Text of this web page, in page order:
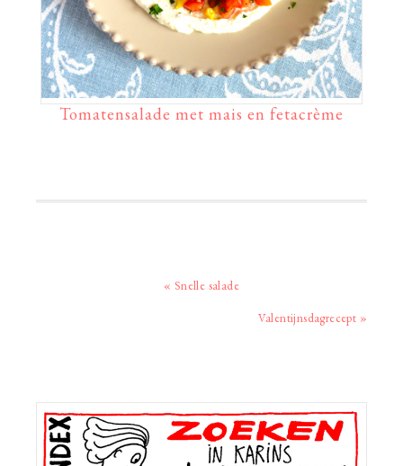
Tomatensalade met mais en fetacrème
Vorig
« Snelle salade
Volgend
Valentijnsdagrecept »
Primaire
Sidebar